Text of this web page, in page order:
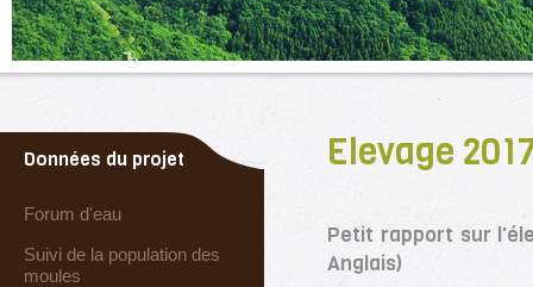
Données du projet
Forum d'eau
Suivi de la population des
moules
Elevage
Petit rapport sur
Anglais)